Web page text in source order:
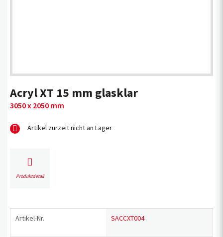
Acryl XT 15 mm glasklar
3050 x 2050 mm
Artikel zurzeit nicht an Lager
Produktdetail
Artikel-Nr. SACCXT004